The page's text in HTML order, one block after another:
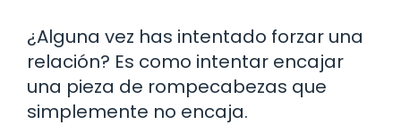
¿Alguna vez has intentado forzar una
relación? Es como intentar encajar
una pieza de rompecabezas que
simplemente no encaja.